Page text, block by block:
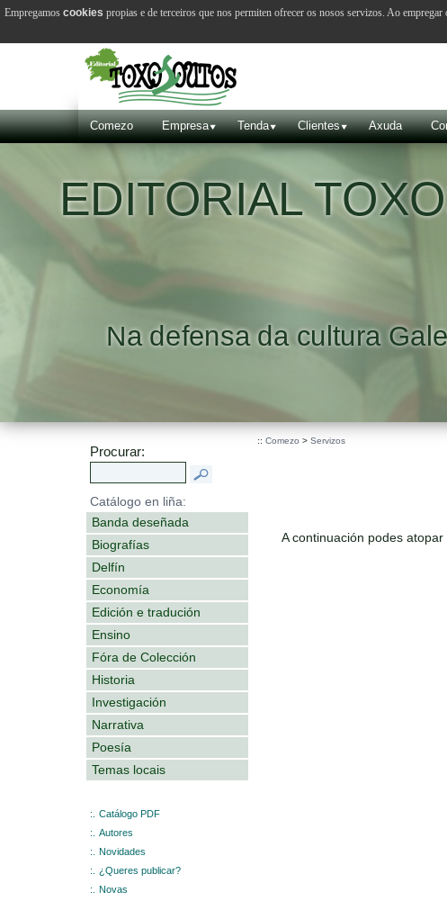
Comezo Empresa Tenda Clientes Axuda
EDITORIAL
Na defensa da cultura
Procurar:
Catálogo en liña:
Banda deseñada
Biografías
Delfín
Economía
Edición e tradución
Ensino
Fóra de Colección
Historia
Investigación
Narrativa
Poesía
Temas locais
:.
Catálogo PDF
:.
Autores
:.
Novidades
:.
¿Queres publicar?
:.
Novas
:: Comezo > Servizos
A continuación podes
Empregamos cookies propias e de terceiros que nos permiten ofrecer os nosos servizos. Ao